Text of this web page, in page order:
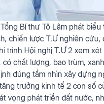
Tổng Bí thư Tô Lâm phát
chiến lược T.Ư nghiên
trình Hội nghị T.Ư 2 xem
chất lượng, bao trùm,
đúng tầm nhìn xây dựng
trưởng kinh tế 2 con số
vọng phát triển đất nước,